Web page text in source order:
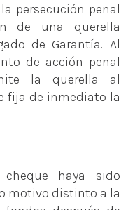
persecución penal
de una querella
de Garantía. Al
de acción penal
la querella al
fija de inmediato la
haya sido
motivo distinto a la